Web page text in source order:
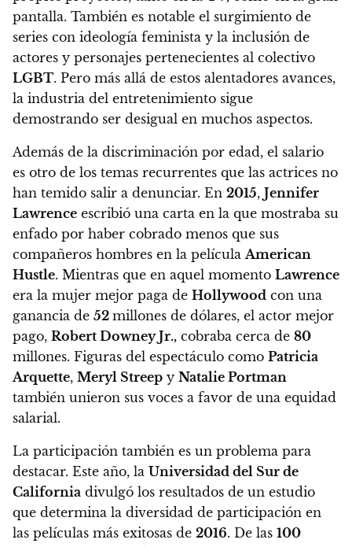
pantalla. También es notable el surgimiento de
series con ideología feminista y la inclusión de
actores y personajes pertenecientes al colectivo
LGBT. Pero más allá de estos alentadores avances,
la industria del entretenimiento sigue
demostrando ser desigual en muchos aspectos.
Además de la discriminación por edad, el salario
es otro de los temas recurrentes que las actrices no
han temido salir a denunciar. En 2015, Jennifer
Lawrence escribió una carta en la que mostraba su
enfado por haber cobrado menos que sus
compañeros hombres en la películaAmerican
Hustle. Mientras que en aquel momento Lawrence
era la mujer mejor paga de Hollywood con una
ganancia de 52 millones de dólares, el actor mejor
pago, Robert Downey Jr., cobraba cerca de 80
millones. Figuras del espectáculo como Patricia
Arquette, Meryl Streep y Natalie Portman
también unieron sus voces a favor de una equidad
salarial.
La participación también es un problema para
destacar. Este año, la Universidad del Sur de
California divulgó los resultados de un estudio
que determina la diversidad de participación en
las películas más exitosas de 2016. De las 100